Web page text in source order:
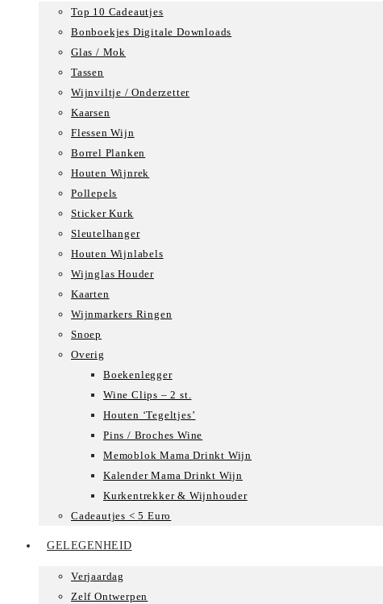
Top 10 Cadeautjes
Bonboekjes Digitale Downloads
Glas / Mok
Tassen
Wijnviltje / Onderzetter
Kaarsen
Flessen Wijn
Borrel Planken
Houten Wijnrek
Pollepels
Sticker Kurk
Sleutelhanger
Houten Wijnlabels
Wijnglas Houder
Kaarten
Wijnmarkers Ringen
Snoep
Overig
Boekenlegger
Wine Clips – 2 st.
Houten ‘Tegeltjes’
Pins / Broches Wine
Memoblok Mama Drinkt Wijn
Kalender Mama Drinkt Wijn
Kurkentrekker & Wijnhouder
Cadeautjes < 5 Euro
GELEGENHEID
Verjaardag
Zelf Ontwerpen